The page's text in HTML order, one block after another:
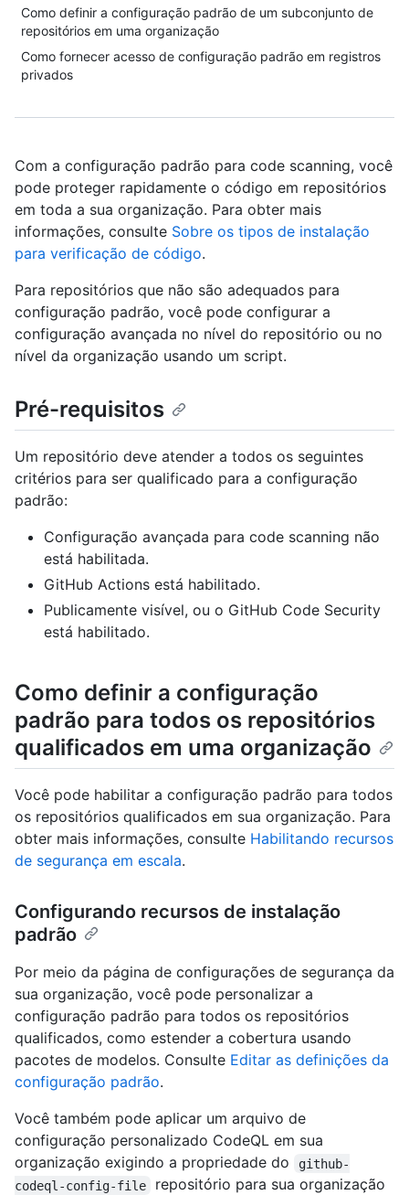
Como definir a configuração padrão de um subconjunto de
repositórios em uma organização
Como fornecer acesso de configuração padrão em registros
privados
Com a configuração padrão para code scanning, você
pode proteger rapidamente o código em repositórios
em toda a sua organização. Para obter mais
informações, consulte Sobre os tipos de instalação
para verificação de código.
Para repositórios que não são adequados para
configuração padrão, você pode configurar a
configuração avançada no nível do repositório ou no
nível da organização usando um script.
Pré-requisitos
Um repositório deve atender a todos os seguintes
critérios para ser qualificado para a configuração
padrão:
Configuração avançada para code scanning não
está habilitada.
GitHub Actions está habilitado.
Publicamente visível, ou o GitHub Code Security
está habilitado.
Como definir a configuração
padrão para todos os repositórios
qualificados em uma organização
Você pode habilitar a configuração padrão para todos
os repositórios qualificados em sua organização. Para
obter mais informações, consulte Habilitando recursos
de segurança em escala.
Configurando recursos de instalação
padrão
Por meio da página de configurações de segurança da
sua organização, você pode personalizar a
configuração padrão para todos os repositórios
qualificados, como estender a cobertura usando
pacotes de modelos. Consulte Editar as definições da
configuração padrão.
Você também pode aplicar um arquivo de
configuração personalizado CodeQL em sua
organização exigindo a propriedade do
github-
codeql-config-file
repositório para sua organização